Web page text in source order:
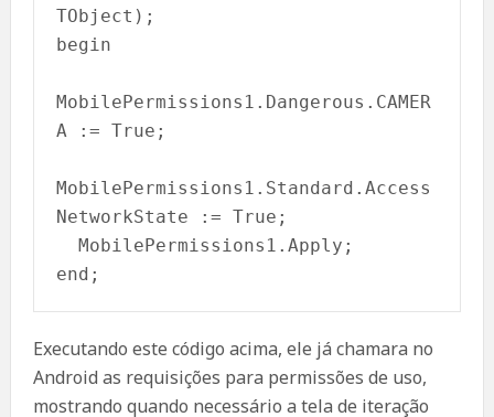
TObject);
begin
MobilePermissions1.Dangerous.CAMER
A := True;
MobilePermissions1.Standard.Access
NetworkState := True;
end;
Executando este código acima, ele já chamara no
Android as requisições para permissões de uso,
mostrando quando necessário a tela de iteração